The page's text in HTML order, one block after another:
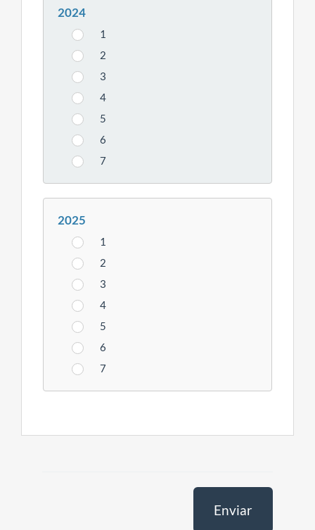
2024
1
2
3
4
5
6
7
2025
1
2
3
4
5
6
7
Enviar